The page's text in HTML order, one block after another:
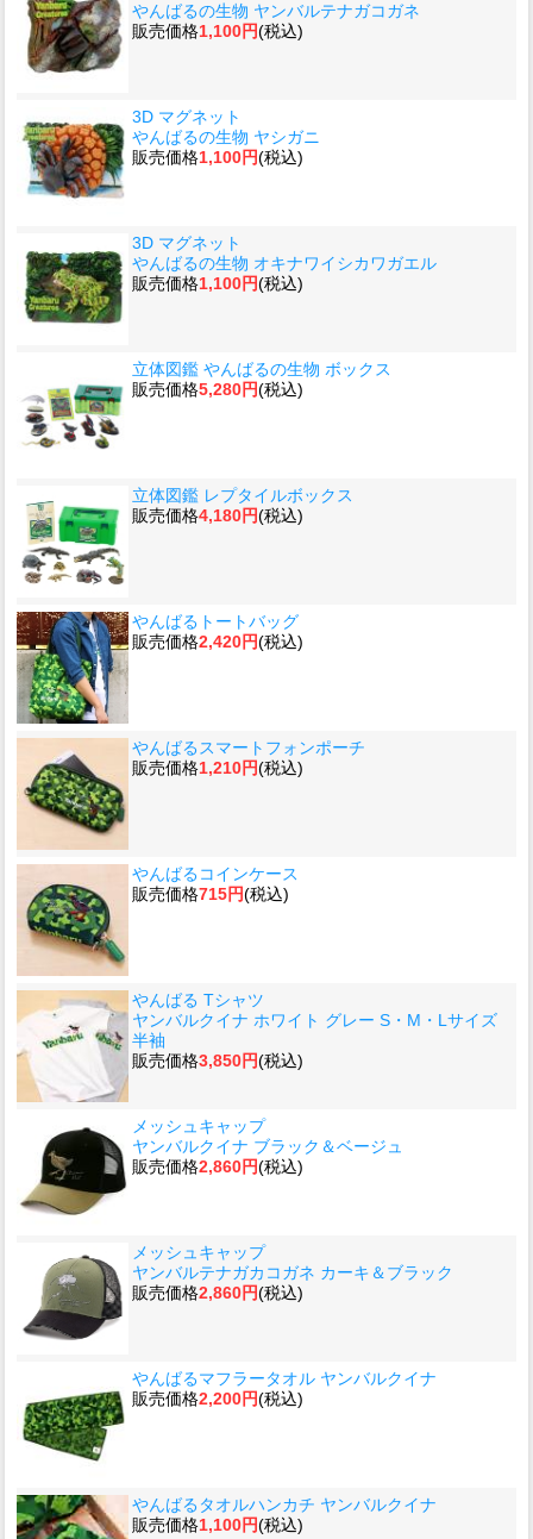
やんばるの生物 ヤンバルテナガコガネ
販売価格1,100円(税込)
3D マグネット
やんばるの生物 ヤシガニ
販売価格1,100円(税込)
3D マグネット
やんばるの生物 オキナワイシカワガエル
販売価格1,100円(税込)
立体図鑑 やんばるの生物 ボックス
販売価格5,280円(税込)
立体図鑑 レプタイルボックス
販売価格4,180円(税込)
やんばるトートバッグ
販売価格2,420円(税込)
やんばるスマートフォンポーチ
販売価格1,210円(税込)
やんばるコインケース
販売価格715円(税込)
やんばる Tシャツ
ヤンバルクイナ ホワイト グレー S・M・Lサイズ
半袖
販売価格3,850円(税込)
メッシュキャップ
ヤンバルクイナ ブラック＆ベージュ
販売価格2,860円(税込)
メッシュキャップ
ヤンバルテナガカコガネ カーキ＆ブラック
販売価格2,860円(税込)
やんばるマフラータオル ヤンバルクイナ
販売価格2,200円(税込)
やんばるタオルハンカチ ヤンバルクイナ
販売価格1,100円(税込)